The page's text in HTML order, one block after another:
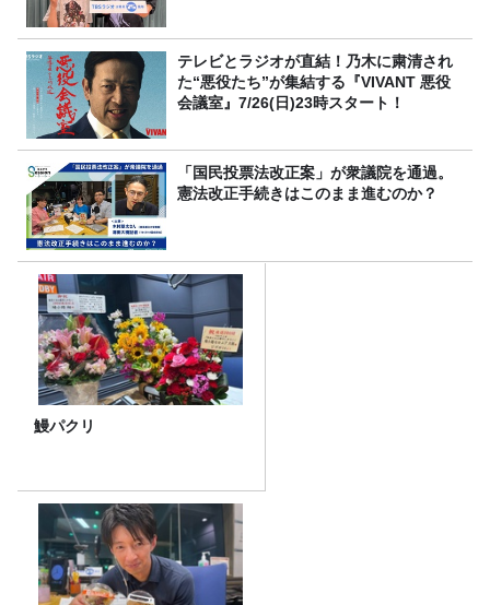
テレビとラジオが直結！乃木に粛清され
た“悪役たち”が集結する『VIVANT 悪役
会議室』7/26(日)23時スタート！
「国民投票法改正案」が衆議院を通過。
憲法改正手続きはこのまま進むのか？
鰻パクリ